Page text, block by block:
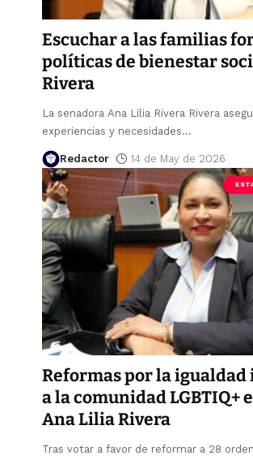
Escuchar a las familias
políticas de bienestar
Rivera
La senadora Ana Lilia Rivera Rivera
experiencias y necesidades…
Redactor 14 de May de 2026
Reformas por la
a la comunidad LGBTIQ+
Ana Lilia Rivera
Tras votar a favor de reformar a 28